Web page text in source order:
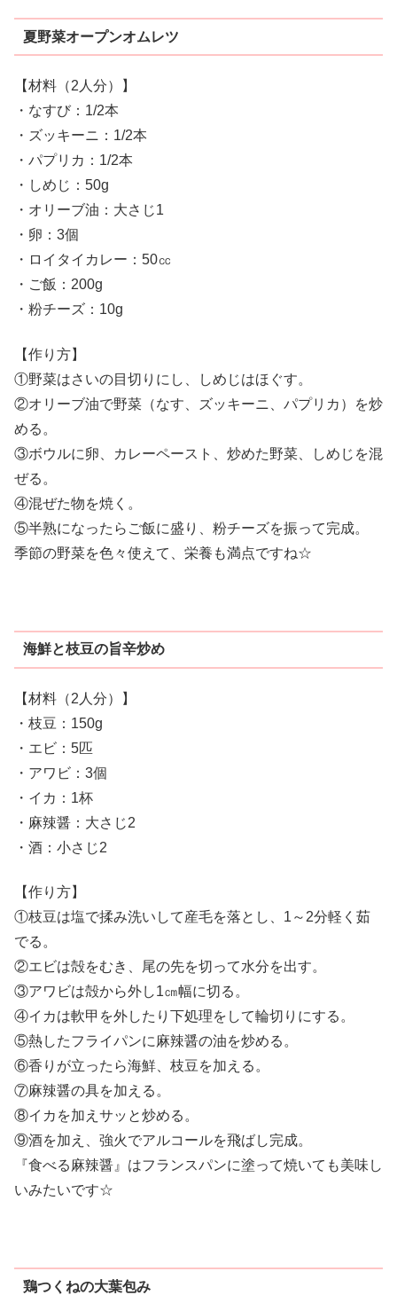
夏野菜オープンオムレツ
【材料（2人分）】
・なすび：1/2本
・ズッキーニ：1/2本
・パプリカ：1/2本
・しめじ：50g
・オリーブ油：大さじ1
・卵：3個
・ロイタイカレー：50㏄
・ご飯：200g
・粉チーズ：10g
【作り方】
①野菜はさいの目切りにし、しめじはほぐす。
②オリーブ油で野菜（なす、ズッキーニ、パプリカ）を炒
める。
③ボウルに卵、カレーペースト、炒めた野菜、しめじを混
ぜる。
④混ぜた物を焼く。
⑤半熟になったらご飯に盛り、粉チーズを振って完成。
季節の野菜を色々使えて、栄養も満点ですね☆
海鮮と枝豆の旨辛炒め
【材料（2人分）】
・枝豆：150g
・エビ：5匹
・アワビ：3個
・イカ：1杯
・麻辣醤：大さじ2
・酒：小さじ2
【作り方】
①枝豆は塩で揉み洗いして産毛を落とし、1～2分軽く茹
でる。
②エビは殻をむき、尾の先を切って水分を出す。
③アワビは殻から外し1㎝幅に切る。
④イカは軟甲を外したり下処理をして輪切りにする。
⑤熱したフライパンに麻辣醤の油を炒める。
⑥香りが立ったら海鮮、枝豆を加える。
⑦麻辣醤の具を加える。
⑧イカを加えサッと炒める。
⑨酒を加え、強火でアルコールを飛ばし完成。
『食べる麻辣醤』はフランスパンに塗って焼いても美味し
いみたいです☆
鶏つくねの大葉包み